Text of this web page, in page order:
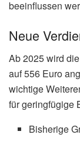
beeinflussen
Neue
Ab 2025 wird
auf 556 Euro
wichtige
für geringfügige
Bisherige